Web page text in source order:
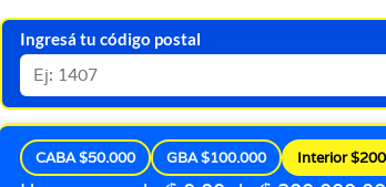
Ingresá tu código postal
CABA $50.000 GBA $100.000 Interior